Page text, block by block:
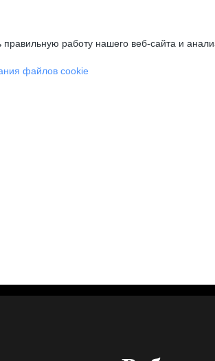
работу нашего веб-сайта и
файлов cookie